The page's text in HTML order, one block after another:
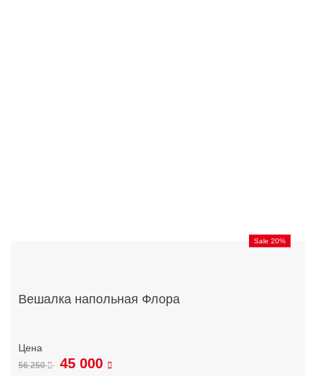
Sale 20%
Вешалка напольная Флора
56 250 45 000